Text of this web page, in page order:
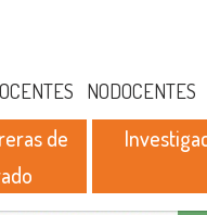
NODOCENTES
de